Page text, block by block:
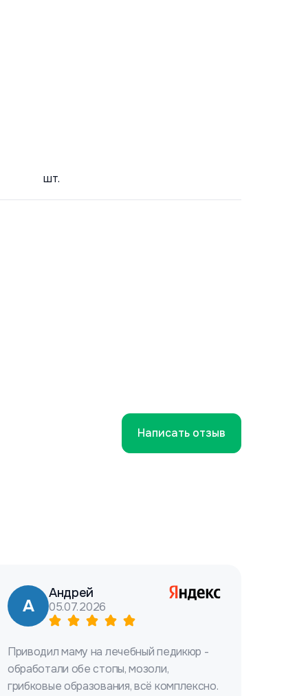
шт.
Написать отзыв
А
Андрей
05.07.2026
Приводил маму на лечебный педикюр -
обработали обе стопы, мозоли,
грибковые образования, всё комплексно.